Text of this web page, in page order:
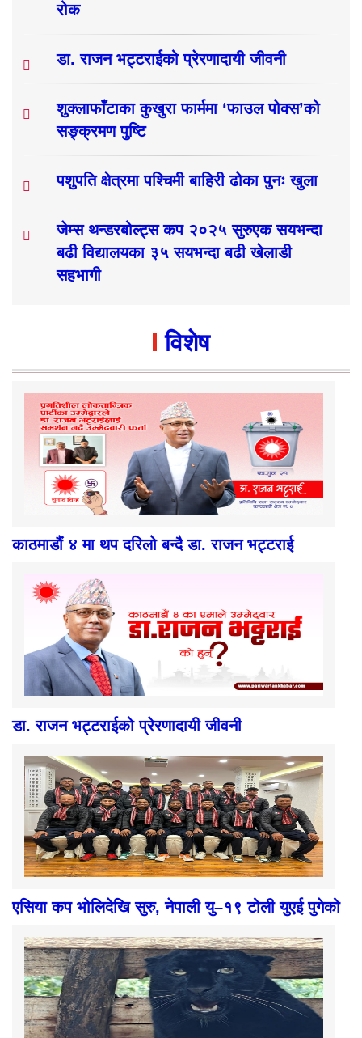
रोक
डा. राजन भट्टराईको प्रेरणादायी जीवनी
शुक्लाफाँटाका कुखुरा फार्ममा ‘फाउल पोक्स’को
सङ्क्रमण पुष्टि
पशुपति क्षेत्रमा पश्चिमी बाहिरी ढोका पुनः खुला
जेम्स थन्डरबोल्ट्स कप २०२५ सुरुएक सयभन्दा
बढी विद्यालयका ३५ सयभन्दा बढी खेलाडी
सहभागी
विशेष
काठमाडौं ४ मा थप दरिलो बन्दै डा. राजन भट्टराई
डा. राजन भट्टराईको प्रेरणादायी जीवनी
एसिया कप भोलिदेखि सुरु, नेपाली यु–१९ टोली युएई पुगेको